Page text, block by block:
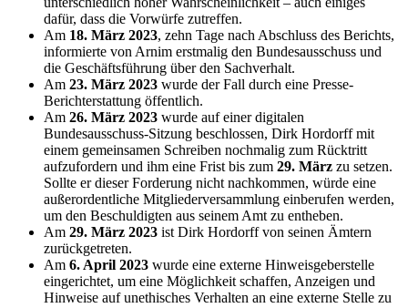
gesammelt haben. DieCookie-Einstellungen
jederzeit über den Link im Footer aufgerufen und
angepasst werden.
dafür, dass die Vorwürfe zutreffen.
Am 18. März 2023, zehn Tage nach Abschluss des Berichts,
informierte von Arnim erstmalig den Bundesausschuss und
die Geschäftsführung über den Sachverhalt.
Am 23. März 2023 wurde der Fall durch eine Presse-
Berichterstattung öffentlich.
Am 26. März 2023 wurde auf einer digitalen
Bundesausschuss-Sitzung beschlossen, Dirk Hordorff mit
einem gemeinsamen Schreiben nochmalig zum Rücktritt
aufzufordern und ihm eine Frist bis zum 29. März zu setzen.
Sollte er dieser Forderung nicht nachkommen, würde eine
außerordentliche Mitgliederversammlung einberufen werden,
um den Beschuldigten aus seinem Amt zu entheben.
Am 29. März 2023 ist Dirk Hordorff von seinen Ämtern
zurückgetreten.
Am 6. April 2023 wurde eine externe Hinweisgeberstelle
eingerichtet, um eine Möglichkeit schaffen, Anzeigen und
Hinweise auf unethisches Verhalten an eine externe Stelle zu